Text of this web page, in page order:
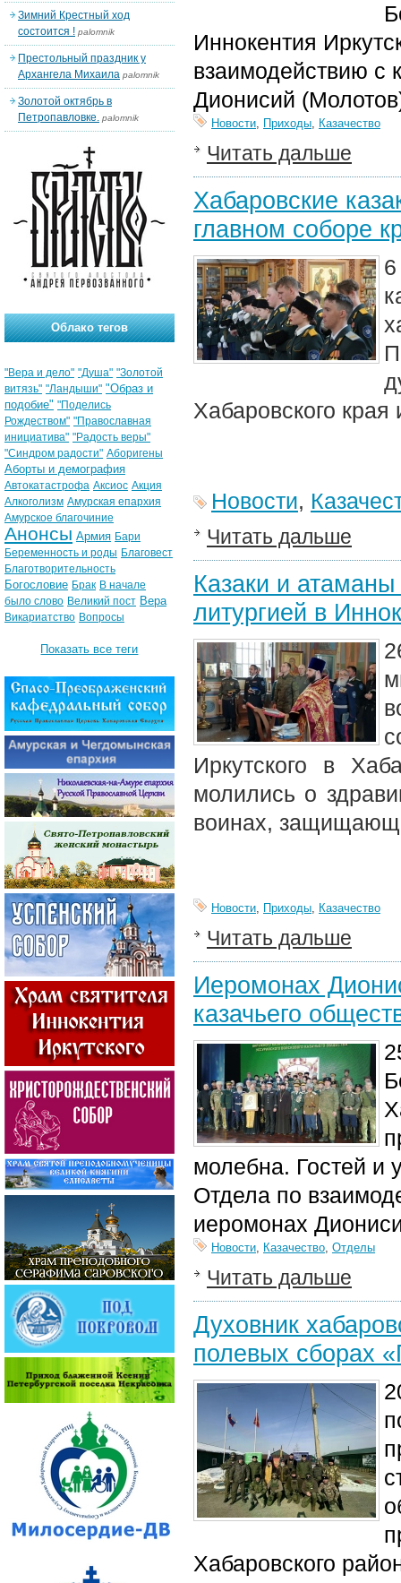
Иннокентия
взаимодействию с
Дионисий
Новости, Приходы, Казачество
Читать дальше
Хабаровские
главном соборе
Хабаровского
Новости,
Читать дальше
Казаки и
литургией в
Иркутского в
молились о
воинах,
Новости, Приходы, Казачество
Читать дальше
Иеромонах
казачьего
молебна. Гостей и
Отдела по
иеромонах
Новости, Казачество, Отделы
Читать дальше
Духовник
полевых сборах
Хабаровского
Зимний Крестный ход
состоится ! palomnik
Престольный праздник у
Архангела Михаила palomnik
Золотой октябрь в
Петропавловке. palomnik
Облако тегов
"Вера и дело" "Душа" "Золотой
витязь" "Ландыши" "Образ и
подобие" "Поделись
Рождеством" "Православная
инициатива" "Радость веры"
"Синдром радости" Аборигены
Аборты и демография
Автокатастрофа Аксиос Акция
Алкоголизм Амурская епархия
Амурское благочиние
Анонсы Армия Бари
Беременность и роды Благовест
Благотворительность
Богословие Брак В начале
было слово Великий пост Вера
Викариатство Вопросы
Показать все теги